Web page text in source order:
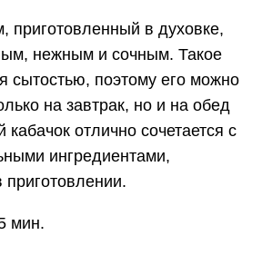
приготовленный в духовке,
нежным и сочным. Такое
сытостью, поэтому его можно
на завтрак, но и на обед
отлично сочетается с
ингредиентами,
мин.